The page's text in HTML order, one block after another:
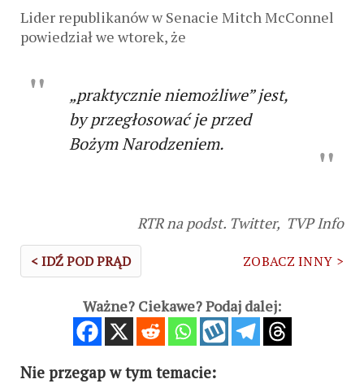
Lider republikanów w Senacie Mitch McConnel
powiedział we wtorek, że
„praktycznie niemożliwe” jest,
by przegłosować je przed
Bożym Narodzeniem.
RTR na podst. Twitter, TVP Info
< IDŹ POD PRĄD ZOBACZ INNY >
Ważne? Ciekawe? Podaj dalej:
Nie przegap w tym temacie: